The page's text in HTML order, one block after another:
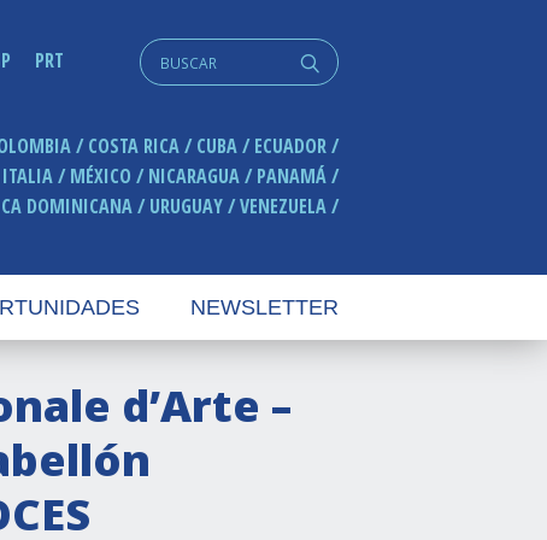
PRT q
Search
for:
COSTA RICA CUBA
ECUADOR
ITALIA MÉXICO NICARAGUA
PANAMÁ
DOMINICANA URUGUAY VENEZUELA
NEWSLETTER
d’Arte –